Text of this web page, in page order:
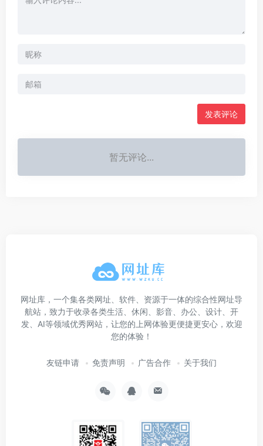
发表评论
暂无评论...
网址库，一个集各类网址、软件、资源于一体的综合性网址导
航站，致力于收录各类生活、休闲、影音、办公、设计、开
发、AI等领域优秀网站，让您的上网体验更便捷更安心，欢迎
您的体验！
友链申请 免责声明 广告合作 关于我们